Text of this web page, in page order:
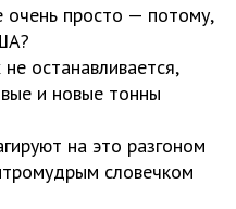
очень просто — потому,
останавливается,
и новые тонны
на это разгоном
словечком